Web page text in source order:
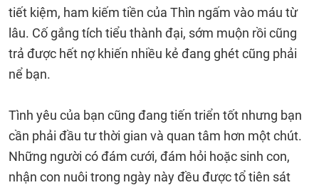
tiết kiệm, ham kiếm tiền của Thìn ngấm vào máu từ
lâu. Cố gắng tích tiểu thành đại, sớm muộn rồi cũng
trả được hết nợ khiến nhiều kẻ đang ghét cũng phải
nể bạn.
Tình yêu của bạn cũng đang tiến triển tốt nhưng bạn
cần phải đầu tư thời gian và quan tâm hơn một chút.
Những người có đám cưới, đám hỏi hoặc sinh con,
nhận con nuôi trong ngày này đều được tổ tiên sát